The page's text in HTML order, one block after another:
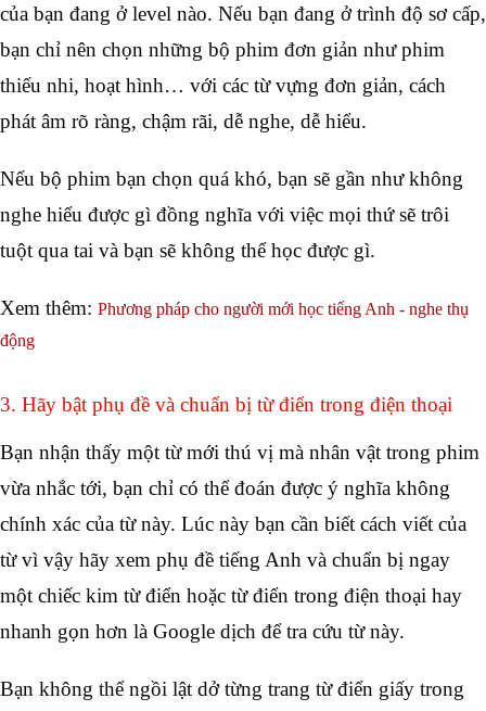
của bạn đang ở level nào. Nếu bạn đang ở trình độ sơ cấp,
bạn chỉ nên chọn những bộ phim đơn giản như phim
thiếu nhi, hoạt hình… với các từ vựng đơn giản, cách
phát âm rõ ràng, chậm rãi, dễ nghe, dễ hiểu.
Nếu bộ phim bạn chọn quá khó, bạn sẽ gần như không
nghe hiểu được gì đồng nghĩa với việc mọi thứ sẽ trôi
tuột qua tai và bạn sẽ không thể học được gì.
Xem thêm: Phương pháp cho người mới học tiếng Anh - nghe thụ
động
3. Hãy bật phụ đề và chuẩn bị từ điển trong điện thoại
Bạn nhận thấy một từ mới thú vị mà nhân vật trong phim
vừa nhắc tới, bạn chỉ có thể đoán được ý nghĩa không
chính xác của từ này. Lúc này bạn cần biết cách viết của
từ vì vậy hãy xem phụ đề tiếng Anh và chuẩn bị ngay
một chiếc kim từ điển hoặc từ điển trong điện thoại hay
nhanh gọn hơn là Google dịch để tra cứu từ này.
Bạn không thể ngồi lật dở từng trang từ điển giấy trong